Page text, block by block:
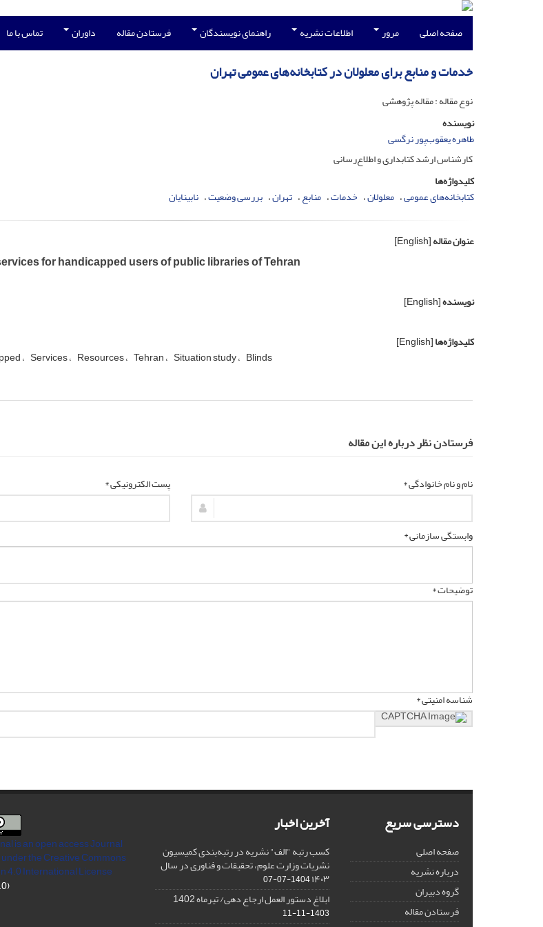
صفحه اصلی مرور اطلاعات نشریه راهنمای نویسندگان فرستادن مقاله داوران تماس با ما
خدمات و منابع برای معلولان در کتابخانه‌های عمومی تهران
نوع مقاله : مقاله پژوهشی
نویسنده
طاهره یعقوب‌پور نرگسی
کارشناس ارشد کتابداری و اطلاع‌رسانی
کلیدواژه‌ها
کتابخانه‌های عمومی معلولان خدمات منابع تهران بررسی وضعیت نابینایان
عنوان مقاله[English]
for handicapped users of public libraries of Tehran
نویسنده[English]
کلیدواژه‌ها[English]
Services Resources Tehran Situation study Blinds
فرستادن نظر درباره این مقاله
نام و نام خانوادگی * پست الکترونیکی *
وابستگی سازمانی *
توضیحات *
شناسه امنیتی *
دسترسی سریع
صفحه اصلی
درباره نشریه
گروه دبیران
فرستادن مقاله
آخرین اخبار
کسب رتبه "الف" نشریه در رتبه‌بندی کمیسیون
نشریات وزارت علوم، تحقیقات و فناوری در سال
۱۴۰۳1404-07-07
ابلاغ دستور العمل ارجاع دهی/ تیرماه 1402
1403-11-11
is an open access Journal
under the Creative Commons
4.0 International License
(CC BY 4.0)